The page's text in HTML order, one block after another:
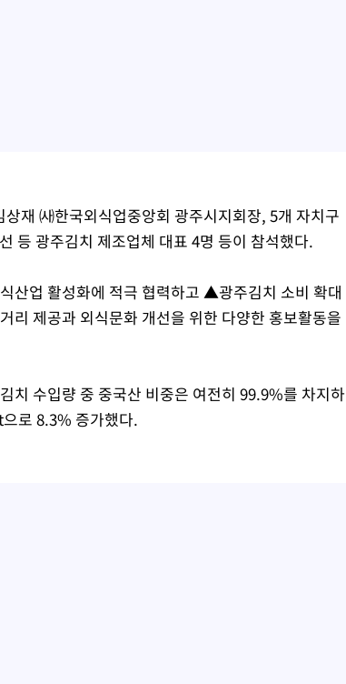
재 ㈔한국외식업중앙회 광주시지회장, 5개 자치구
등 광주김치 제조업체 대표 4명 등이 참석했다.
산업 활성화에 적극 협력하고 ▲광주김치 소비 확대
제공과 외식문화 개선을 위한 다양한 홍보활동을
치 수입량 중 중국산 비중은 여전히 99.9%를 차지하
로 8.3% 증가했다.